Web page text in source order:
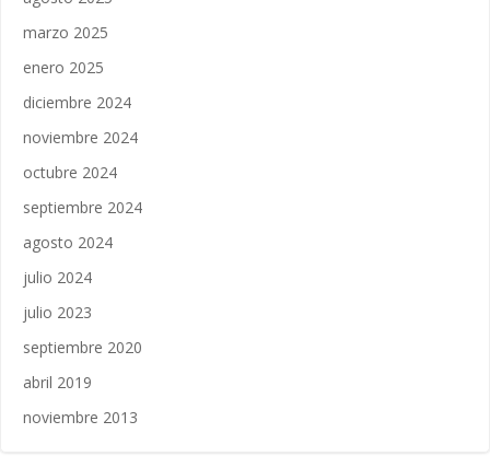
marzo 2025
enero 2025
diciembre 2024
noviembre 2024
octubre 2024
septiembre 2024
agosto 2024
julio 2024
julio 2023
septiembre 2020
abril 2019
noviembre 2013